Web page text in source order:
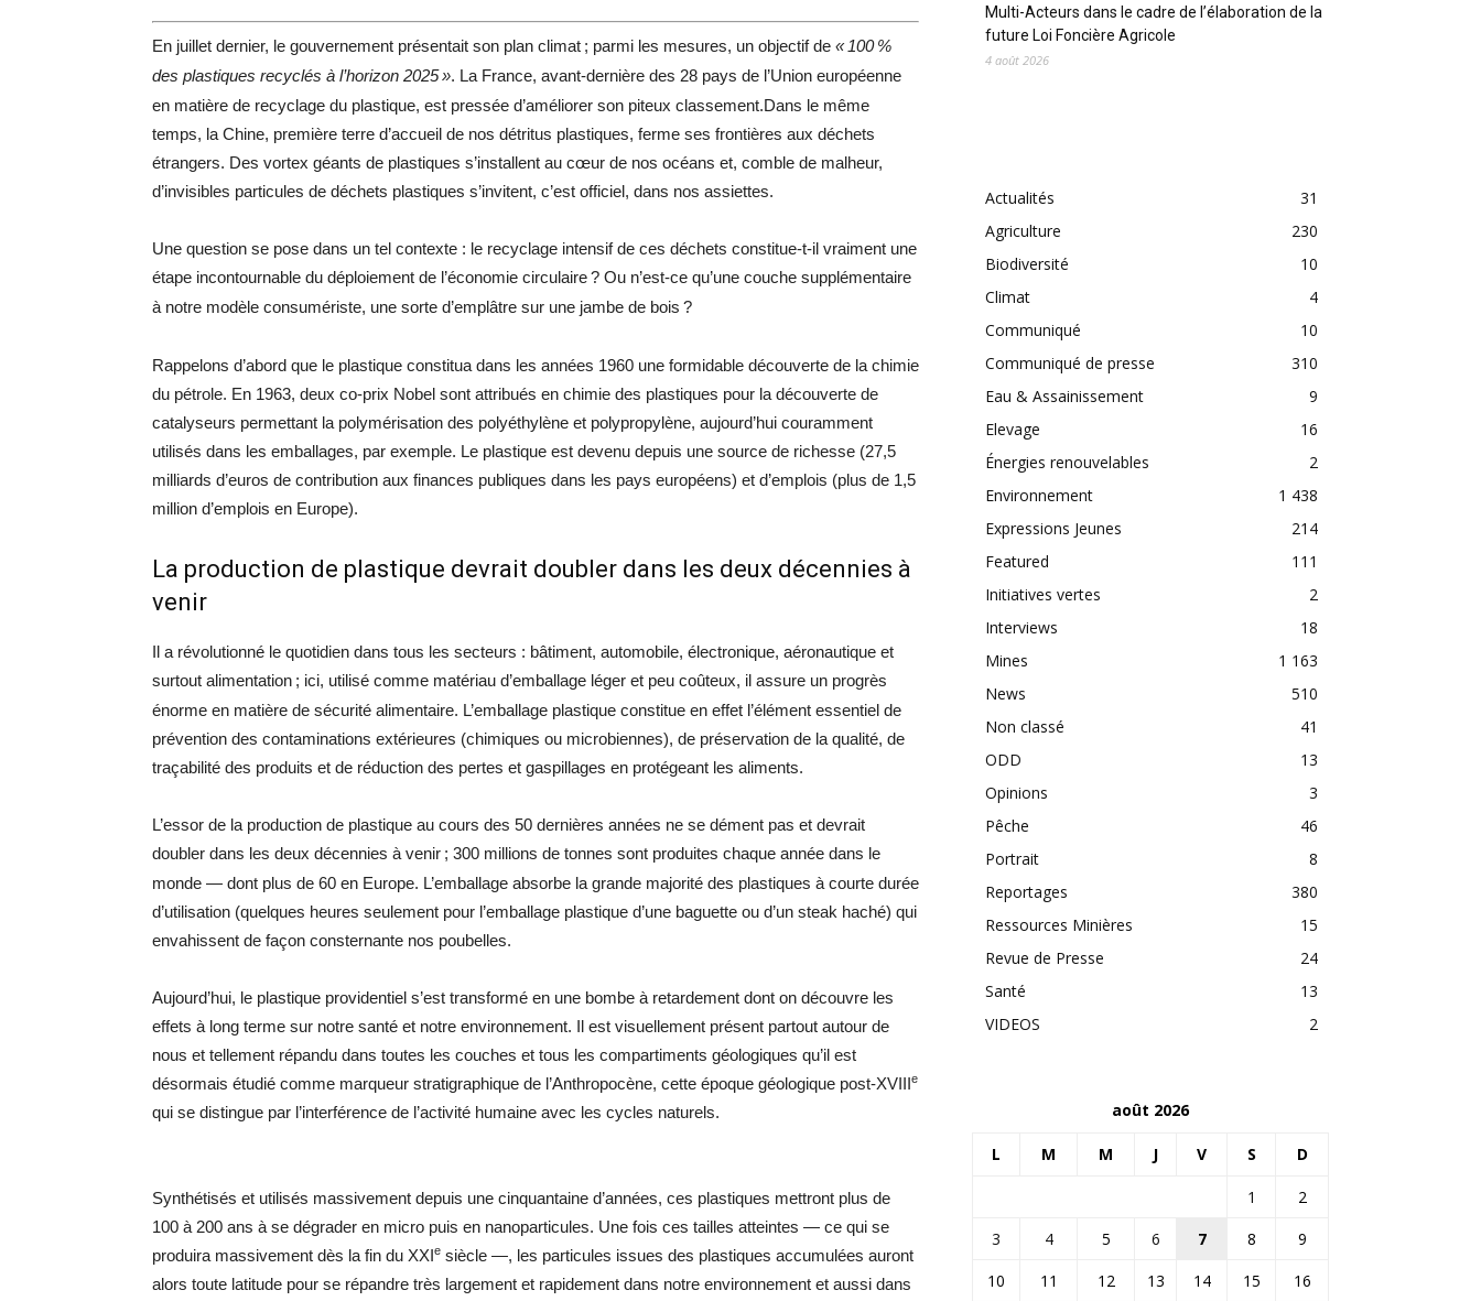
En juillet dernier, le gouvernement présentait son plan climat ; parmi les mesures, un objectif de « 100 %
des plastiques recyclés à l’horizon 2025». La France, avant-dernière des 28 pays de l’Union européenne
en matière de recyclage du plastique, est pressée d’améliorer son piteux classement.Dans le même
temps, la Chine, première terre d’accueil de nos détritus plastiques, ferme ses frontières aux déchets
étrangers. Des vortex géants de plastiques s’installent au cœur de nos océans et, comble de malheur,
d’invisibles particules de déchets plastiques s’invitent, c’est officiel, dans nos assiettes.
Une question se pose dans un tel contexte : le recyclage intensif de ces déchets constitue-t-il vraiment une
étape incontournable du déploiement de l’économie circulaire? Ou n’est-ce qu’une couche supplémentaire
à notre modèle consumériste, une sorte d’emplâtre sur une jambe de bois ?
Rappelons d’abord que le plastique constitua dans les années 1960 une formidable découverte de la chimie
du pétrole. En 1963, deux co-prix Nobel sont attribués en chimie des plastiques pour la découverte de
catalyseurs permettant la polymérisation des polyéthylène et polypropylène, aujourd’hui couramment
utilisés dans les emballages, par exemple. Le plastique est devenu depuis une source de richesse (27,5
milliards d’euros de contribution aux finances publiques dans les pays européens) et d’emplois (plus de 1,5
million d’emplois en Europe).
La production de plastique devrait doubler dans les deux décennies à
venir
Il a révolutionné le quotidien dans tous les secteurs : bâtiment, automobile, électronique, aéronautique et
surtout alimentation ; ici, utilisé comme matériau d’emballage léger et peu coûteux, il assure un progrès
énorme en matière de sécurité alimentaire. L’emballage plastique constitue en effet l’élément essentiel de
prévention des contaminations extérieures (chimiques ou microbiennes), de préservation de la qualité, de
traçabilité des produits et de réduction des pertes et gaspillages en protégeant les aliments.
L’essor de la production de plastique au cours des 50 dernières années ne se dément pas et devrait
doubler dans les deux décennies à venir ; 300 millions de tonnes sont produites chaque année dans le
monde — dont plus de 60 en Europe. L’emballage absorbe la grande majorité des plastiques à courte durée
d’utilisation (quelques heures seulement pour l’emballage plastique d’une baguette ou d’un steak haché) qui
envahissent de façon consternante nos poubelles.
Aujourd’hui, le plastique providentiel s’est transformé en une bombe à retardement dont on découvre les
effets à long terme sur notre santé et notre environnement. Il est visuellement présent partout autour de
nous et tellement répandu dans toutes les couches et tous les compartiments géologiques qu’il est
désormais étudié comme marqueur stratigraphique de l’Anthropocène, cette époque géologique post-XVIIIe
qui se distingue par l’interférence de l’activité humaine avec les cycles naturels.
Synthétisés et utilisés massivement depuis une cinquantaine d’années, ces plastiques mettront plus de
100 à 200 ans à se dégrader en micro puis en nanoparticules. Une fois ces tailles atteintes — ce qui se
produira massivement dès la fin du XXIe siècle —, les particules issues des plastiques accumulées auront
alors toute latitude pour se répandre très largement et rapidement dans notre environnement et aussi dans
Multi-Acteurs dans le cadre de l’élaboration de la
future Loi Foncière Agricole
4 août 2026
Actualités
31
Agriculture
230
Biodiversité
10
Climat
4
Communiqué
10
Communiqué de presse
310
Eau & Assainissement
9
Elevage
16
Énergies renouvelables
2
Environnement
1 438
Expressions Jeunes
214
Featured
111
Initiatives vertes
2
Interviews
18
Mines
1 163
News
510
Non classé
41
ODD
13
Opinions
3
Pêche
46
Portrait
8
Reportages
380
Ressources Minières
15
Revue de Presse
24
Santé
13
VIDEOS
2
août 2026
L M M J V S D
1
2
3
4 5 6 7 8
9
10
11 12 13 14 15
16